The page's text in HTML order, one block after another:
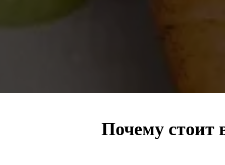
Почему стоит